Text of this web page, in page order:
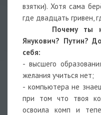
взятки). Хотя сама
где двадцать гривен,
Почему ты не в
Янукович? Путин?
себя:
- высшего
желания учиться нет;
- компьютера не
при том что твоя
освоила комп и